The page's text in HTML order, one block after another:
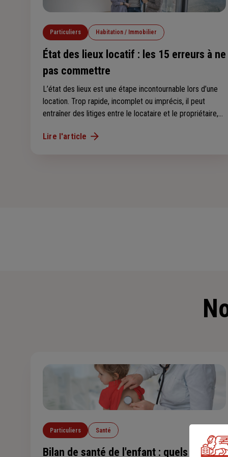
Particuliers Habitation / Immobilier
État des lieux locatif : les 15 erreurs à ne
pas commettre
L’état des lieux est une étape incontournable lors d’une
location. Trop rapide, incomplet ou imprécis, il peut
entraîner des litiges entre le locataire et le propriétaire,
garantie. Voici les 15 erreurs les plus fréquentes à éviter.
Lire l'article
Particuliers Santé
Bilan de santé de l'enfant : quels